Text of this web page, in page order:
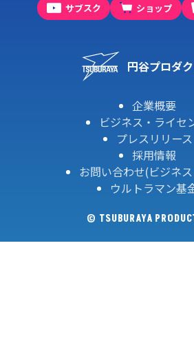
サブスク ショップ
円谷プロダ
企業概要
ビジネス・ライセ
プレスリリース
採用情報
お問い合わせ(ビジネ
ウルトラマン基
© TSUBURAYA